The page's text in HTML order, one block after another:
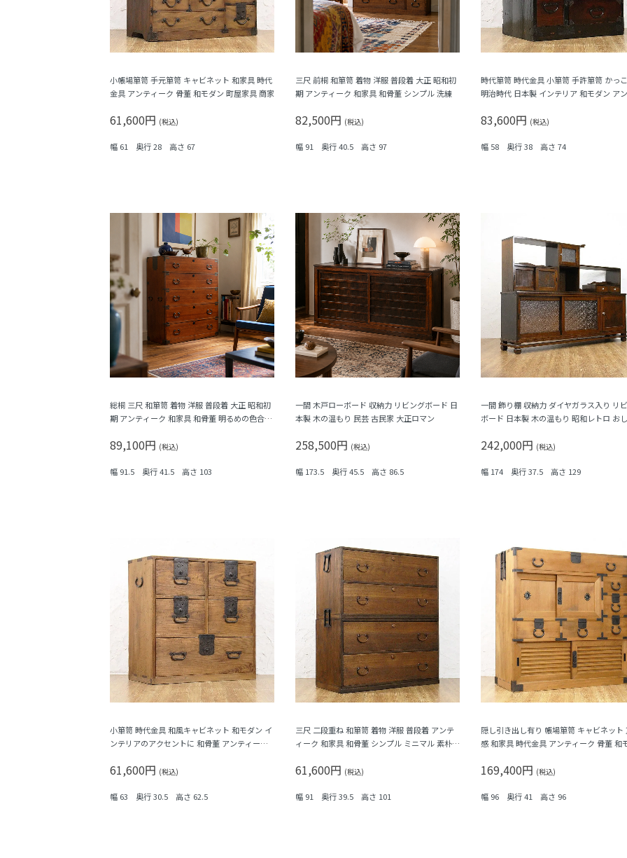
小帳場箪笥 手元箪笥 キャビネット 和家具 時代
金具 アンティーク 骨董 和モダン 町屋家具 商家
61,600円 (税込)
幅 61 奥行 28 高さ 67
三尺 前桐 和箪笥 着物 洋服 普段着 大正 昭和初
期 アンティーク 和家具 和骨董 シンプル 洗練
82,500円 (税込)
幅 91 奥行 40.5 高さ 97
時代箪笥 時代金具 小箪笥 手許箪笥 かっ
明治時代 日本製 インテリア 和モダン ア
83,600円 (税込)
幅 58 奥行 38 高さ 74
総桐 三尺 和箪笥 着物 洋服 普段着 大正 昭和初
期 アンティーク 和家具 和骨董 明るめの色合い
89,100円 (税込)
幅 91.5 奥行 41.5 高さ 103
一間 木戸ローボード 収納力 リビングボード 日
本製 木の温もり 民芸 古民家 大正ロマン
258,500円 (税込)
幅 173.5 奥行 45.5 高さ 86.5
一間 飾り棚 収納力 ダイヤガラス入り リ
ボード 日本製 木の温もり 昭和レトロ お
242,000円 (税込)
幅 174 奥行 37.5 高さ 129
小箪笥 時代金具 和風キャビネット 和モダン イ
ンテリアのアクセントに 和骨董 アンティーク
61,600円 (税込)
幅 63 奥行 30.5 高さ 62.5
三尺 二段重ね 和箪笥 着物 洋服 普段着 アンテ
ィーク 和家具 和骨董 シンプル ミニマル 素朴
61,600円 (税込)
幅 91 奥行 39.5 高さ 101
隠し引き出し有り 帳場箪笥 キャビネット
感 和家具 時代金具 アンティーク 骨董 和
169,400円 (税込)
幅 96 奥行 41 高さ 96